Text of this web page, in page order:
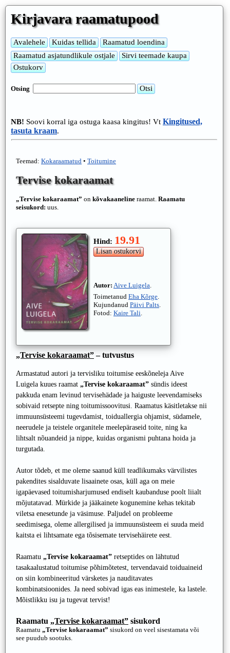
Kirjavara raamatupood
Otsing
NB! Soovi korral iga ostuga kaasa kingitus! Vt Kingitused,
tasuta kraam.
Teemad: Kokaraamatud • Toitumine
Tervise kokaraamat
„Tervise kokaraamat” on kõvakaaneline raamat. Raamatu
seisukord: uus.
Hind: 19.91
Autor: Aive Luigela.
Toimetanud Eha Kõrge.
Kujundanud Päivi Palts.
Fotod: Kaire Tali.
„Tervise kokaraamat”– tutvustus
Armastatud autori ja tervisliku toitumise eeskõneleja Aive
Luigela kuues raamat „Tervise kokaraamat” sündis ideest
pakkuda enam levinud tervisehädade ja haiguste leevendamiseks
sobivaid retsepte ning toitumissoovitusi. Raamatus käsitletakse nii
immuunsüsteemi tugevdamist, toiduallergia ohjamist, südamele,
neerudele ja teistele organitele meelepäraseid toite, ning ka
lihtsalt nõuandeid ja nippe, kuidas organismi puhtana hoida ja
turgutada.
Autor tõdeb, et me oleme saanud küll teadlikumaks värvilistes
pakendites sisalduvate lisaainete osas, küll aga on meie
igapäevased toitumisharjumused endiselt kaubanduse poolt liialt
mõjutatavad. Mürkide ja jääkainete kogunemine kehas tekitab
viletsa enesetunde ja väsimuse. Paljudel on probleeme
seedimisega, oleme allergilised ja immuunsüsteem ei suuda meid
kaitsta ei lihtsamate ega tõsisemate tervisehäirete eest.
Raamatu „Tervise kokaraamat” retseptides on lähtutud
tasakaalustatud toitumise põhimõtetest, tervendavaid toiduaineid
on siin kombineeritud värsketes ja nauditavates
kombinatsioonides. Ja need sobivad igas eas inimestele, ka lastele.
Mõistlikku isu ja tugevat tervist!
Raamatu „Tervise kokaraamat” sisukord
Raamatu „Tervise kokaraamat” sisukord on veel sisestamata või
see puudub sootuks.